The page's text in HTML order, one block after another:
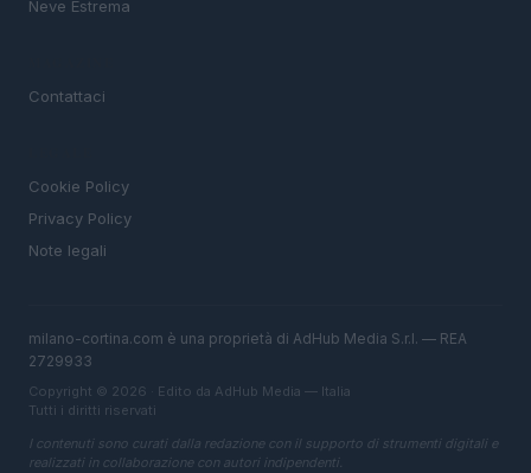
Neve Estrema
Contattaci
Cookie Policy
Privacy Policy
Note legali
milano-cortina.com è una proprietà di AdHub Media S.r.l. — REA
2729933
Copyright © 2026 · Edito da AdHub Media — Italia
Tutti i diritti riservati
I contenuti sono curati dalla redazione con il supporto di strumenti digitali e
realizzati in collaborazione con autori indipendenti.